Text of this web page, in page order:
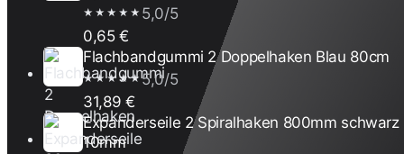
★★★★★ 5,0/5
0,65 €
Flachbandgummi 2 Doppelhaken Blau 80cm
★★★★★5,0/5
31,89 €
Expanderseile 2 Spiralhaken 800mm schwarz
10mm